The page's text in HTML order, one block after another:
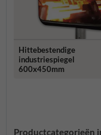
Hittebestendige
industriespiegel
600x450mm
Productcategorieën